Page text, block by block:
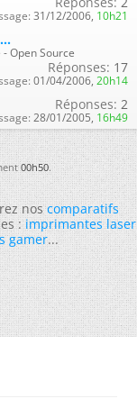
31/12/2006, 10h21
Open Source
Réponses: 17
01/04/2006, 20h14
Réponses: 2
28/01/2005, 16h49
00h50.
noscomparatifs
:imprimantes laser
gamer...